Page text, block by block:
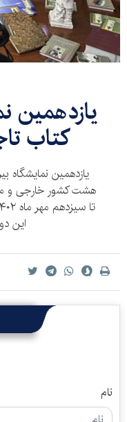
یازدهمین
کتاب
یازدهمین نمایشگاه
این
نام